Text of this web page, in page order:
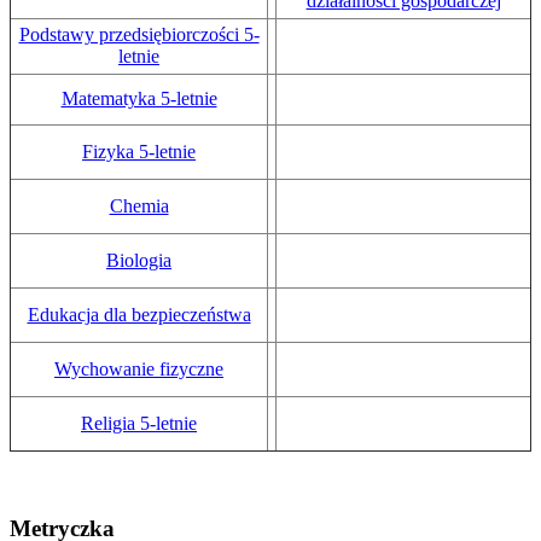
Podstawy przedsiębiorczości 5-
letnie
Matematyka 5-letnie
Fizyka 5-letnie
Chemia
Biologia
Edukacja dla bezpieczeństwa
Wychowanie fizyczne
Religia 5-letnie
Metryczka